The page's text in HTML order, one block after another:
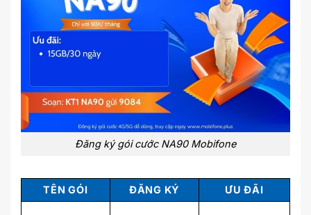
Đăng ký gói cước NA90 Mobifone
TÊN GÓI ĐĂNG KÝ ƯU ĐÃI